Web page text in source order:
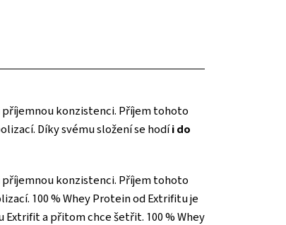
příjemnou konzistenci. Příjem tohoto
Díky svému složení se hodíi do
příjemnou konzistenci. Příjem tohoto
100 % Whey Protein od Extrifitu je
a přitom chce šetřit. 100 % Whey